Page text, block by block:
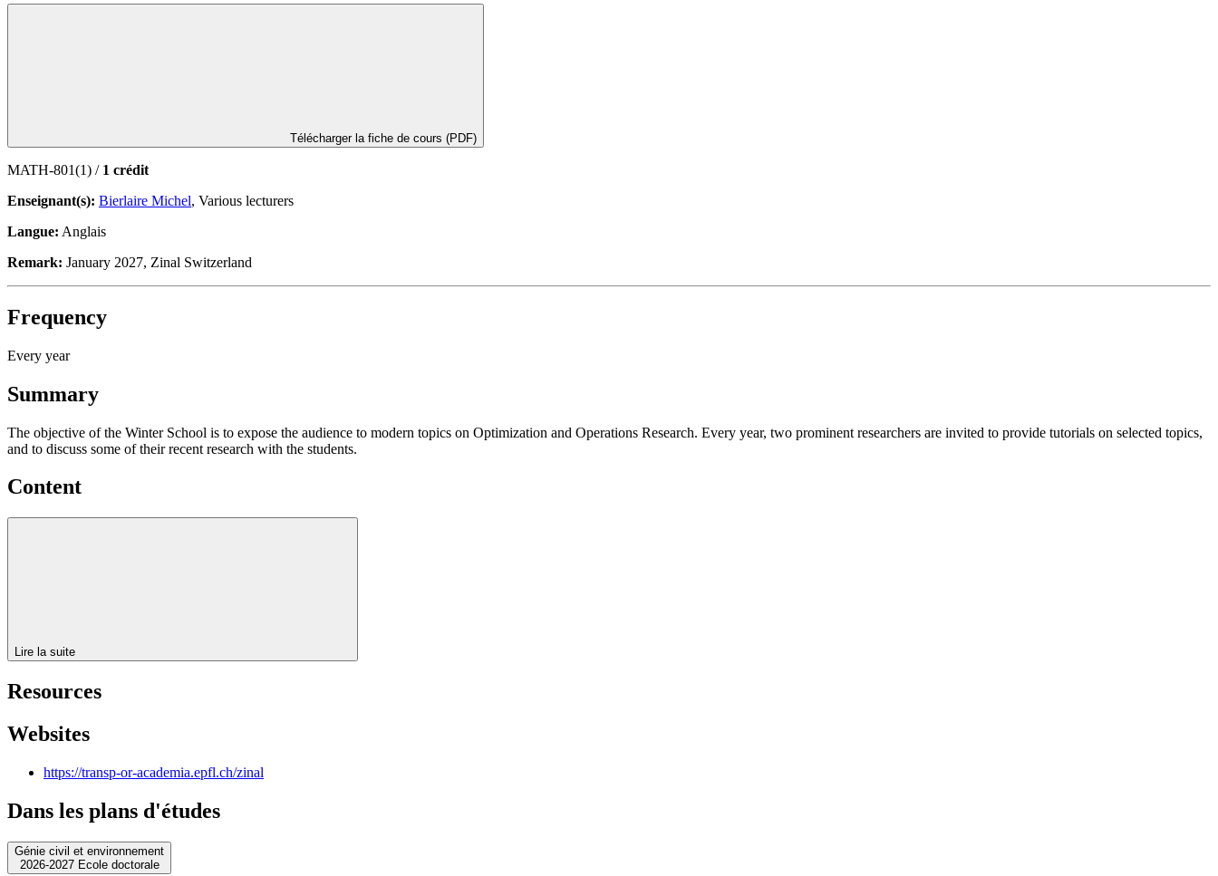
Télécharger la fiche de cours (PDF)
MATH-801(1) / 1 crédit
Enseignant(s): Bierlaire Michel, Various lecturers
Langue: Anglais
Remark: January 2027, Zinal Switzerland
Frequency
Every year
Summary
The objective of the Winter School is to expose the audience to modern topics on Optimization and Operations Research. Every year, two prominent researchers are invited to provide tutorials on selected topics,
and to discuss some of their recent research with the students.
Content
Lire la suite
Resources
Websites
https://transp-or-academia.epfl.ch/zinal
Dans les plans d'études
Génie civil et environnement
2026-2027 Ecole doctorale